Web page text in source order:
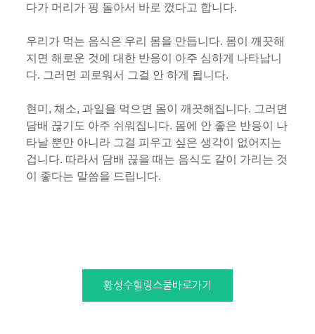
다가 머리가 핑 돌아서 바로 껐다고 합니다.
우리가 먹는 음식은 우리 몸을 만듭니다. 몸이 깨끗해
지면 해로운 것에 대한 반응이 아주 심하게 나타납니
다. 그러면 괴로워서 그걸 안 하게 됩니다.
현미, 채소, 과일을 먹으면 몸이 깨끗해집니다. 그러면
담배 끊기도 아주 쉬워집니다. 몸에 안 좋은 반응이 나
타날 뿐만 아니라 그걸 피우고 싶은 생각이 없어지는
겁니다. 따라서 담배 끊을 때는 음식도 같이 가리는 것
이 좋다는 말씀을 드립니다.
황성수힐링스쿨바로가기